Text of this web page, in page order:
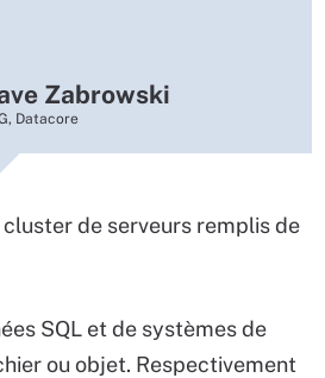
Zabrowski
Datacore
de serveurs remplis de
SQL et de systèmes de
ou objet. Respectivement